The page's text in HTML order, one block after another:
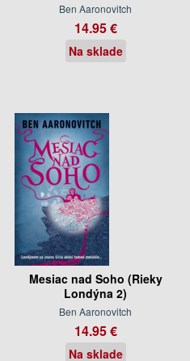
Ben Aaronovitch
14.95 €
Na sklade
Mesiac nad Soho (Rieky
Londýna 2)
Ben Aaronovitch
14.95 €
Na sklade